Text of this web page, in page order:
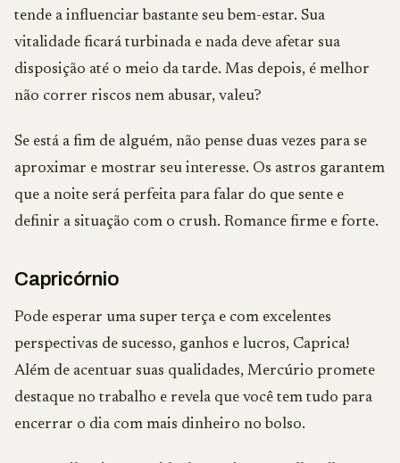
tende a influenciar bastante seu bem-estar. Sua
vitalidade ficará turbinada e nada deve afetar sua
disposição até o meio da tarde. Mas depois, é melhor
não correr riscos nem abusar, valeu?
Se está a fim de alguém, não pense duas vezes para se
aproximar e mostrar seu interesse. Os astros garantem
que a noite será perfeita para falar do que sente e
definir a situação com o crush. Romance firme e forte.
Capricórnio
Pode esperar uma super terça e com excelentes
perspectivas de sucesso, ganhos e lucros, Caprica!
Além de acentuar suas qualidades, Mercúrio promete
destaque no trabalho e revela que você tem tudo para
encerrar o dia com mais dinheiro no bolso.